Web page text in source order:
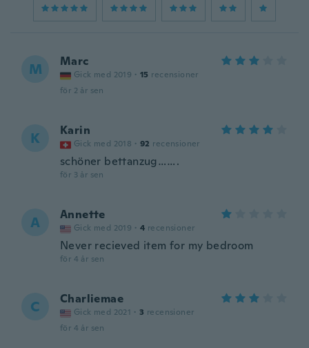
M Marc
Gick med 2019 · 15 recensioner
för 2 år sen
K Karin
Gick med 2018 · 92 recensioner
schöner bettanzug…….
för 3 år sen
A Annette
Gick med 2019 · 4 recensioner
Never recieved item for my bedroom
för 4 år sen
C Charliemae
Gick med 2021 · 3 recensioner
för 4 år sen